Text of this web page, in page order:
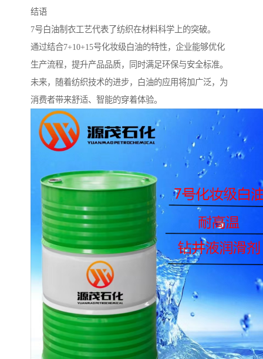
结语
7号白油制衣工艺代表了纺织在材料科学上的突破。
通过结合7+10+15号化妆级白油的特性，企业能够优化
生产流程，提升产品品质，同时满足环保与安全标准。
未来，随着纺织技术的进步，白油的应用将加广泛，为
消费者带来舒适、智能的穿着体验。